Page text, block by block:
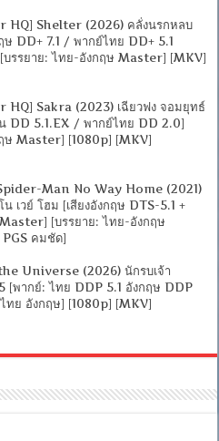
HQ] Shelter (2026) คลั่งนรกหลบ
ษ DD+ 7.1 / พากย์ไทย DD+ 5.1
รรยาย: ไทย-อังกฤษ Master] [MKV]
HQ] Sakra (2023) เฉียวฟง จอมยุทธ์
น DD 5.1.EX / พากย์ไทย DD 2.0]
ษ Master] [1080p] [MKV]
Man No Way Home (2021)
น เวย์ โฮม [เสียงอังกฤษ DTS-5.1 +
[บรรยาย: ไทย-อังกฤษ
คมชัด]
Universe (2026) นักรบเจ้า
[พากย์: ไทย DDP 5.1 อังกฤษ DDP
ทย อังกฤษ] [1080p] [MKV]